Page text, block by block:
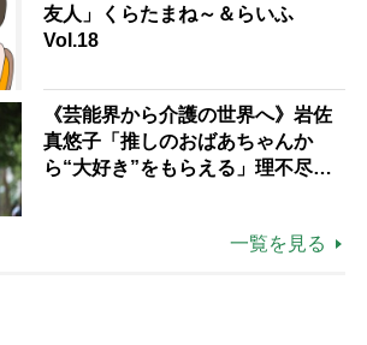
友人」くらたまね～＆らいふ
Vol.18
《芸能界から介護の世界へ》岩佐
真悠子「推しのおばあちゃんか
ら“大好き”をもらえる」理不尽さ
一覧を見る